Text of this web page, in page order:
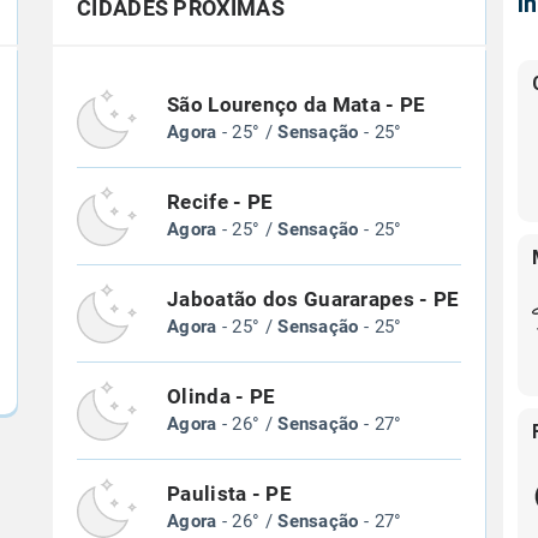
CIDADES PRÓXIMAS
São Lourenço da Mata - PE
Agora - 25° /Sensação - 25°
Recife - PE
Agora - 25° /Sensação - 25°
Jaboatão dos Guararapes - PE
Agora - 25° /Sensação - 25°
Olinda - PE
Agora - 26° /Sensação - 27°
Paulista - PE
Agora - 26° /Sensação - 27°